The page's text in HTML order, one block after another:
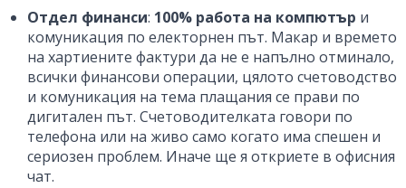
Отдел финанси: 100% работа на компютър и
комуникация по електорнен път. Макар и времето
на хартиените фактури да не е напълно отминало,
всички финансови операции, цялото счетоводство
и комуникация на тема плащания се прави по
дигитален път. Счетоводителката говори по
телефона или на живо само когато има спешен и
сериозен проблем. Иначе ще я откриете в офисния
чат.